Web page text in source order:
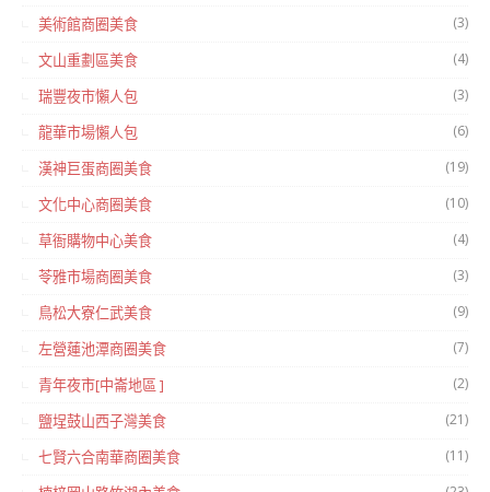
美術館商圈美食 (3)
文山重劃區美食 (4)
瑞豐夜市懶人包 (3)
龍華市場懶人包 (6)
漢神巨蛋商圈美食 (19)
文化中心商圈美食 (10)
草衙購物中心美食 (4)
苓雅市場商圈美食 (3)
鳥松大寮仁武美食 (9)
左營蓮池潭商圈美食 (7)
青年夜市[中崙地區 ] (2)
鹽埕鼓山西子灣美食 (21)
七賢六合南華商圈美食 (11)